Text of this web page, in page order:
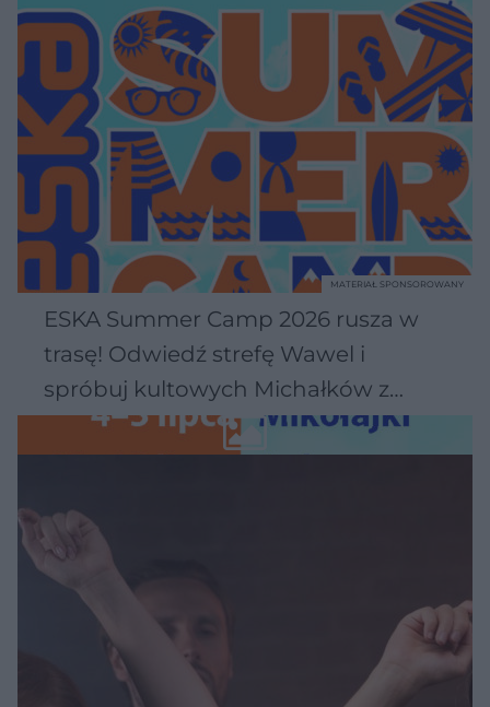
ESKA Summer Camp 2026 rusza w
trasę! Odwiedź strefę Wawel i
spróbuj kultowych Michałków z
Wawelu
MATERIAŁ SPONSOROWANY